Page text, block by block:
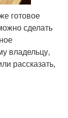
готовое
сделать
владельцу,
рассказать,